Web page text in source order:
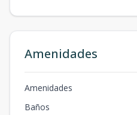
Amenidades
Amenidades
Baños